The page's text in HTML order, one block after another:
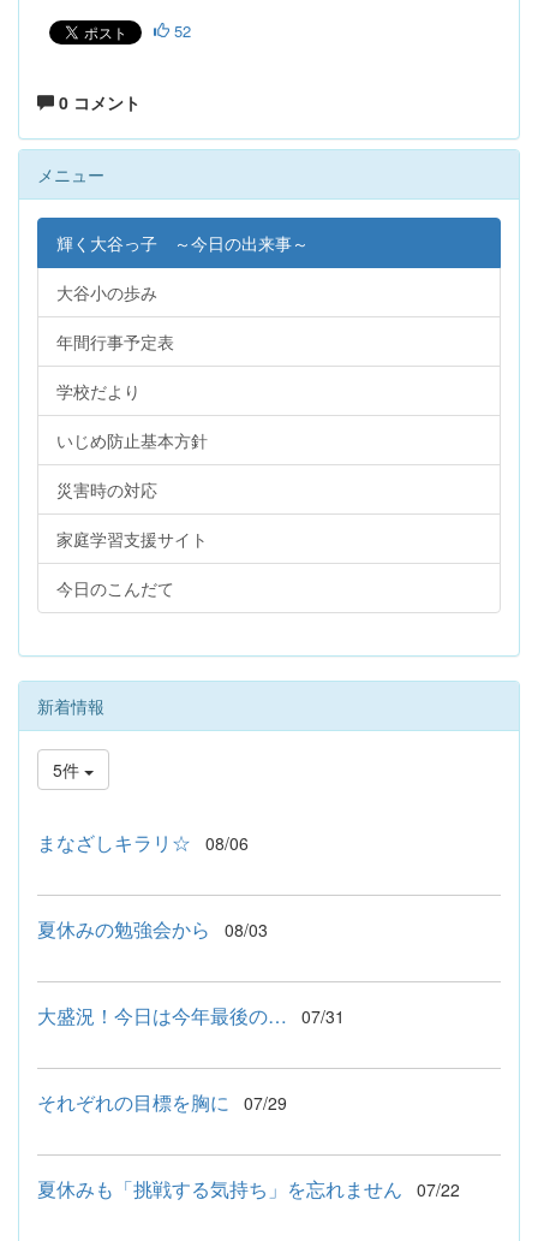
52
0 コメント
メニュー
輝く大谷っ子 ～今日の出来事～
大谷小の歩み
年間行事予定表
学校だより
いじめ防止基本方針
災害時の対応
家庭学習支援サイト
今日のこんだて
新着情報
5件
まなざしキラリ☆ 08/06
夏休みの勉強会から 08/03
大盛況！今日は今年最後の… 07/31
それぞれの目標を胸に 07/29
夏休みも「挑戦する気持ち」を忘れません 07/22